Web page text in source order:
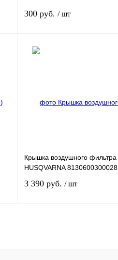
300 руб. / шт
Крышка воздушного фильтра
HUSQVARNA
3 390 руб. / шт
Купить в 1 клик К